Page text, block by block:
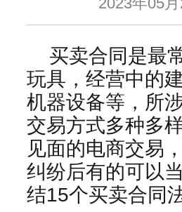
买卖合同是最
玩具，经营中的
机器设备等，所
交易方式多种多
见面的电商交易
纠纷后有的可以
结15个买卖合同